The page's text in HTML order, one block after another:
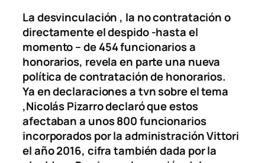
La desvinculación , la no contratación o
directamente el despido -hasta el
momento – de 454 funcionarios a
honorarios, revela en parte una nueva
política de contratación de honorarios.
Ya en declaraciones a tvn sobre el tema
,Nicolás Pizarro declaró que estos
afectaban a unos 800 funcionarios
incorporados por la administración Vittori
el año 2016, cifra también dada por la